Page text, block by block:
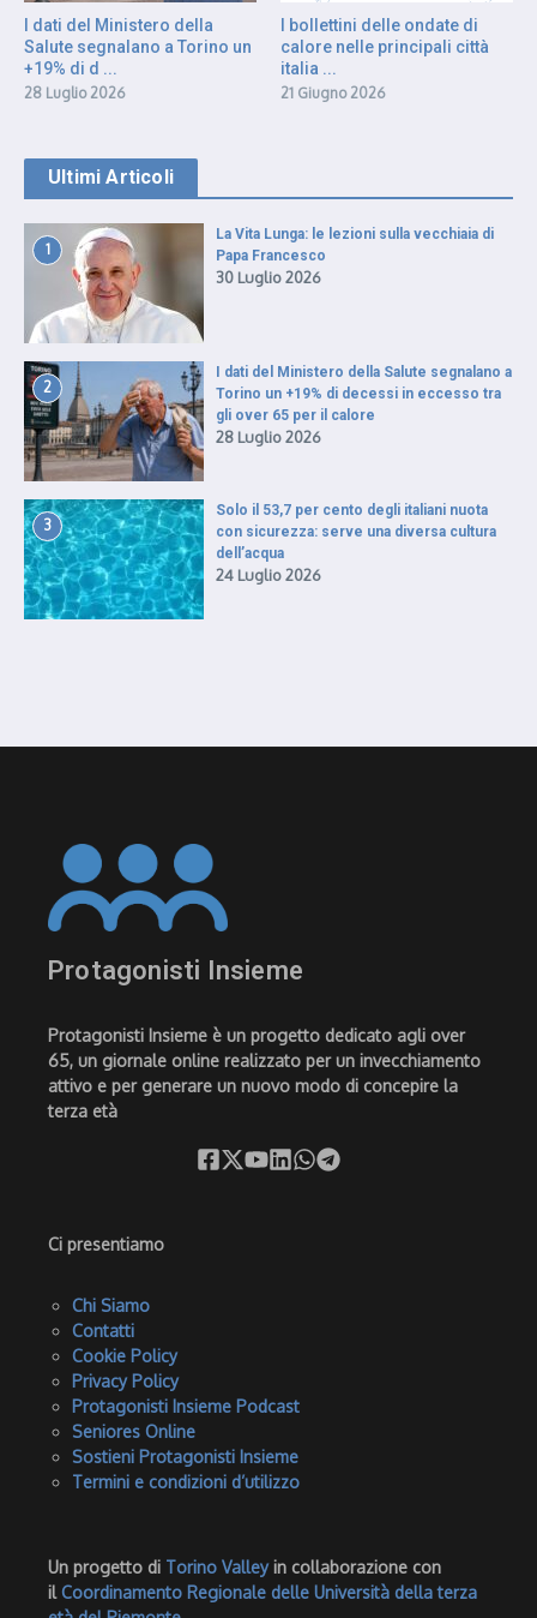
I dati del Ministero della
Salute segnalano a Torino un
+19% di d ...
28 Luglio 2026
I bollettini delle ondate di
calore nelle principali città
italia ...
21 Giugno 2026
Ultimi Articoli
1
La Vita Lunga: le lezioni sulla vecchiaia di
Papa Francesco
30 Luglio 2026
2
I dati del Ministero della Salute segnalano a
Torino un +19% di decessi in eccesso tra
gli over 65 per il calore
28 Luglio 2026
3
Solo il 53,7 per cento degli italiani nuota
con sicurezza: serve una diversa cultura
dell’acqua
24 Luglio 2026
Protagonisti Insieme
Protagonisti Insieme è un progetto dedicato agli over
65, un giornale online realizzato per un invecchiamento
attivo e per generare un nuovo modo di concepire la
terza età
Ci presentiamo
Chi Siamo
Contatti
Cookie Policy
Privacy Policy
Protagonisti Insieme Podcast
Seniores Online
Sostieni Protagonisti Insieme
Termini e condizioni d’utilizzo
Un progetto di Torino Valleyin collaborazione con
ilCoordinamento Regionale delle Università della terza